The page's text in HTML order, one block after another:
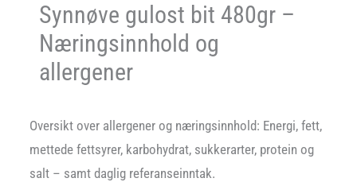
Synnøve gulost bit 480gr –
Næringsinnhold og
allergener
Oversikt over allergener og næringsinnhold: Energi, fett,
mettede fettsyrer, karbohydrat, sukkerarter, protein og
salt – samt daglig referanseinntak.